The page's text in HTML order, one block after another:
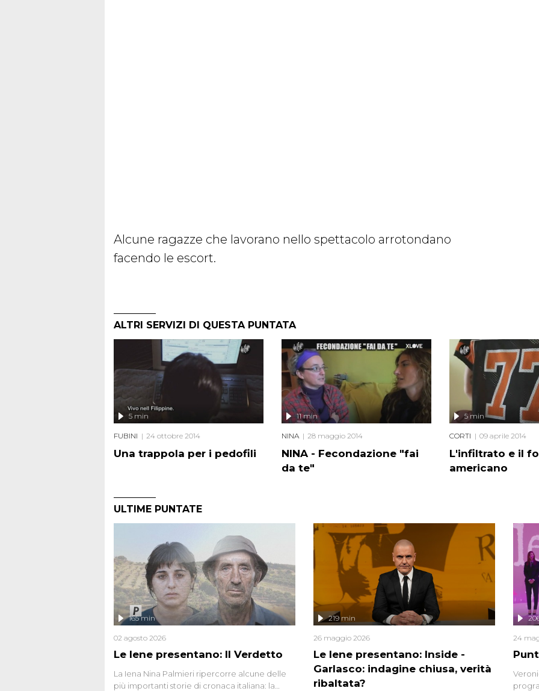
Alcune ragazze che lavorano nello spettacolo arrotondano
facendo le escort.
ALTRI SERVIZI DI QUESTA PUNTATA
Una trappola per i pedofili
5 min
FUBINI 24 ottobre 2014
NINA - Fecondazione "fai
da te"
11 min
NINA 28 maggio 2014
L'infiltrato e il
americano
5 min
CORTI 09 aprile 2014
ULTIME PUNTATE
Le Iene presentano: Il Verdetto
165 min
02 agosto 2026
La Iena Nina Palmieri ripercorre alcune delle
più importanti storie di cronaca italiana: la
Le Iene presentano: Inside -
Garlasco: indagine chiusa, verità
ribaltata?
219 min
26 maggio 2026 24